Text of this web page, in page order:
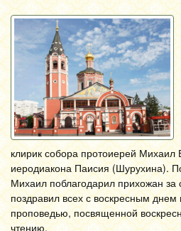
клирик собора протоиерей Михаил
иеродиакона Паисия (Шурухина).
Михаил поблагодарил прихожан за
поздравил всех с воскресным
проповедью, посвященной
чтению.